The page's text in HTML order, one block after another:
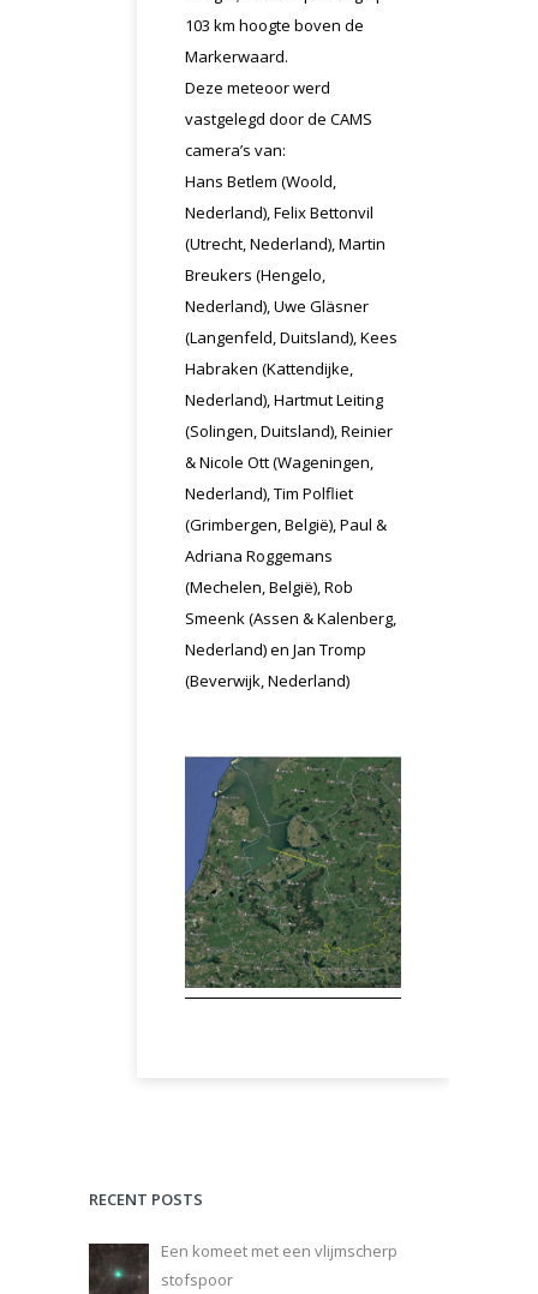
103 km hoogte boven de
Markerwaard.
Deze meteoor werd
vastgelegd door de CAMS
camera’s van:
Hans Betlem (Woold,
Nederland), Felix Bettonvil
(Utrecht, Nederland), Martin
Breukers (Hengelo,
Nederland), Uwe Gläsner
(Langenfeld, Duitsland), Kees
Habraken (Kattendijke,
Nederland), Hartmut Leiting
(Solingen, Duitsland), Reinier
& Nicole Ott (Wageningen,
Nederland), Tim Polfliet
(Grimbergen, België), Paul &
Adriana Roggemans
(Mechelen, België), Rob
Smeenk (Assen & Kalenberg,
Nederland) en Jan Tromp
(Beverwijk, Nederland)
RECENT POSTS
Een komeet met een vlijmscherp
stofspoor